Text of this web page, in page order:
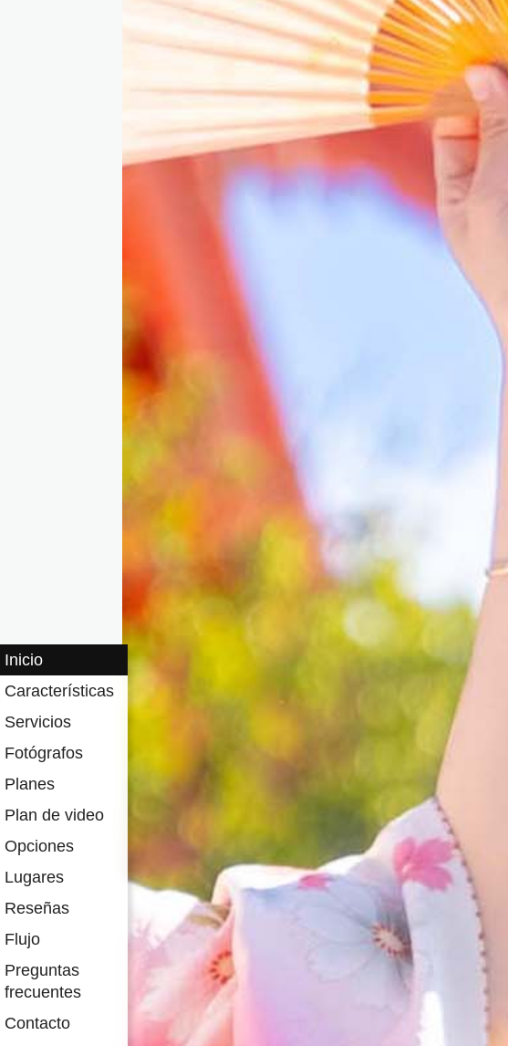
Inicio
Características
Servicios
Fotógrafos
Planes
Plan de video
Opciones
Lugares
Reseñas
Flujo
Preguntas
frecuentes
Contacto